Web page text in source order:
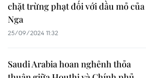
chặt trừng phạt đối với dầu mỏ của
Nga
25/09/2024 11:32
Saudi Arabia hoan nghênh thỏa